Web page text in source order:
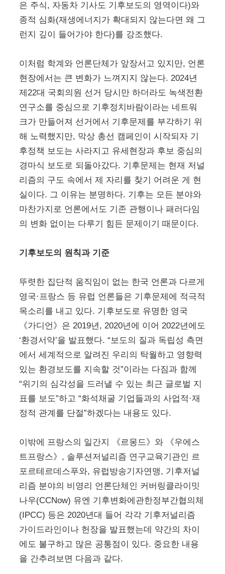
은 주식, 자동차 기사도 기후보도의 영역이다)와
종적 심화(재생에너지가 확대되지 않는다면 왜 그
런지 깊이 들어가야 한다)를 강조했다.
이처럼 학계와 언론단체가 앞장서고 있지만, 언론
현장에서는 큰 변화가 느껴지지 않는다. 2024년
제22대 국회의원 선거 당시만 하더라도 녹색전환
연구소를 중심으로 기후정치바람이라는 네트워
크가 만들어져 선거에서 기후문제를 부각하기 위
해 노력했지만, 막상 총선 캠페인이 시작되자 기
후정책 보도는 사라지고 유세현장과 후보 중심의
경마식 보도로 되돌아갔다. 기후문제는 현재 저널
리즘의 구도 속에서 제 자리를 찾기 어려운 게 현
실이다. 그 이유는 분명하다. 기후는 모든 분야와
마찬가지로 언론에서도 기존 관행이나 패러다임
의 변화 없이는 다루기 힘든 문제이기 때문이다.
기후보도의 원칙과 기준
뚜렷한 집단적 움직임이 없는 한국 언론과 다르게
영국·프랑스 등 유럽 언론들은 기후문제에 적극적
목소리를 내고 있다. 기후보도로 유명한 영국
《가디언》은 2019년, 2020년에 이어 2022년에도
‘환경서약’을 발표했다. “보도의 질과 독립성 측면
에서 세계적으로 알려진 우리의 탁월하고 영향력
있는 환경보도를 지속할 것”이라는 다짐과 함께
“위기의 심각성을 드러낼 수 있는 최근 글로벌 지
표를 보도”하고 “화석채굴 기업들과의 사업적·재
정적 관계를 단절”하겠다는 내용도 있다.
이밖에 프랑스의 일간지 《르몽드》와 《우에스
트프랑스》, 솔루션저널리즘 연구교육기관인 르
포르테르데스푸와, 유럽방송기자연맹, 기후저널
리즘 분야의 비영리 언론단체인 커버링클라이밋
나우(CCNow) 유엔 기후변화에관한정부간협의체
(IPCC) 등은 2020년대 들어 각각 기후저널리즘
가이드라인이나 헌장을 발표했는데 약간의 차이
에도 불구하고 많은 공통점이 있다. 중요한 내용
을 간추려보면 다음과 같다.